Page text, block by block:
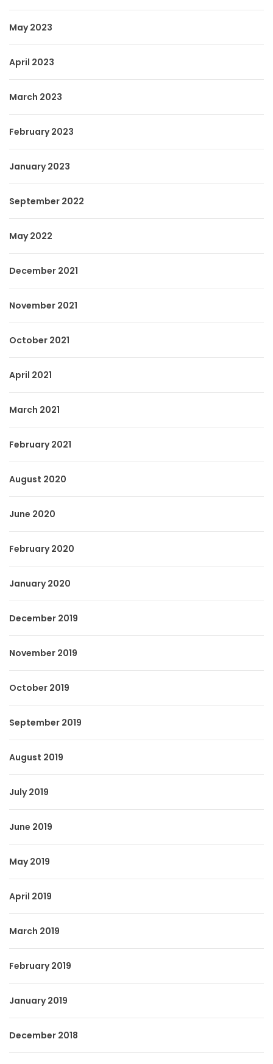
May 2023
April 2023
March 2023
February 2023
January 2023
September 2022
May 2022
December 2021
November 2021
October 2021
April 2021
March 2021
February 2021
August 2020
June 2020
February 2020
January 2020
December 2019
November 2019
October 2019
September 2019
August 2019
July 2019
June 2019
May 2019
April 2019
March 2019
February 2019
January 2019
December 2018